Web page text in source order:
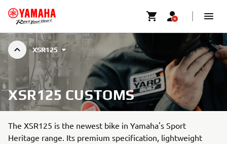
XSR125
XSR125 CUSTOMS
The XSR125 is the newest bike in Yamaha's Sport
Heritage range. Its premium specification, lightweight